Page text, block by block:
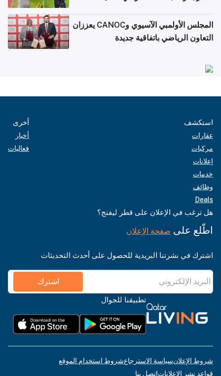
المجلس الأولمبي الآسيوي وCANOC يعززان
التعاون الرياضي باتفاقية جديدة
استكشف
عقارات
مركبات
إعلانات
خدمات
وظائف
Deals
أخرى
أخبار
فعاليات
هل ترغب في الإعلان على قطر ليفنج؟
اطّلع على صفحة الإعلان
اشترك في نشرتنا البريدية للحصول على أحدث التحديثات
اشترك
تطبيقنا للجوال
شروط الإعلانسياسة الاسترجاعشروط استخدام الموقع
قواعد نشر الإعلاناتاتصل بنا